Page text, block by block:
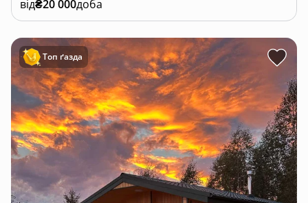
від₴20 000доба
Топ ґазда